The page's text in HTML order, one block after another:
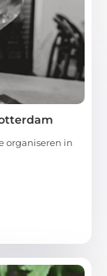
organiseren in